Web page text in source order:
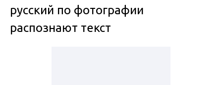
русский по фотографии
распознают текст